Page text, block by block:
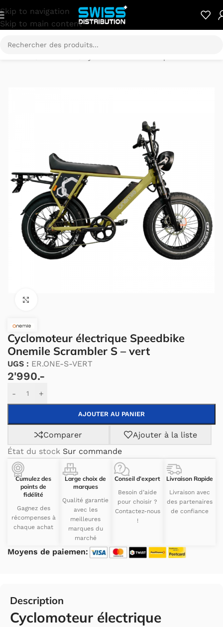
Skip to navigation
Skip to main content
Cyclomoteur électrique Speedbike
Onemile Scrambler S – vert
UGS : ER.ONE-S-VERT
2'990.-
- +
AJOUTER AU PANIER
Alternative:
Comparer
Ajouter à la liste
État du stock Sur commande
Cumulez des
points de
fidélité
Gagnez des
récompenses à
chaque achat
Large choix de
marques
Qualité garantie
avec les
meilleures
marques du
marché
Conseil d’expert
Besoin d’aide
pour choisir ?
Contactez-nous
!
Livraison Rapide
Livraison avec
des partenaires
de confiance
Moyens de paiemen:
Description
Cyclomoteur électrique